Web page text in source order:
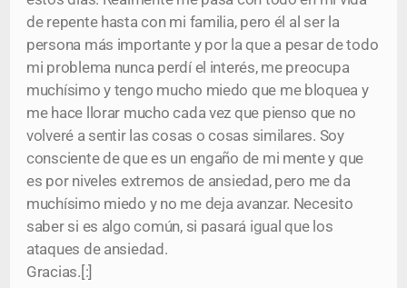
de repente hasta con mi familia, pero él al ser la
persona más importante y por la que a pesar de todo
mi problema nunca perdí el interés, me preocupa
muchísimo y tengo mucho miedo que me bloquea y
me hace llorar mucho cada vez que pienso que no
volveré a sentir las cosas o cosas similares. Soy
consciente de que es un engaño de mi mente y que
es por niveles extremos de ansiedad, pero me da
muchísimo miedo y no me deja avanzar. Necesito
saber si es algo común, si pasará igual que los
ataques de ansiedad.
Gracias.[:]